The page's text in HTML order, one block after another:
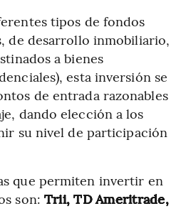
tipos de fondos
de desarrollo inmobiliario,
a bienes
esta inversión se
de entrada razonables
dando elección a los
su nivel de participación
que permiten invertir en
son: Trii, TD Ameritrade,